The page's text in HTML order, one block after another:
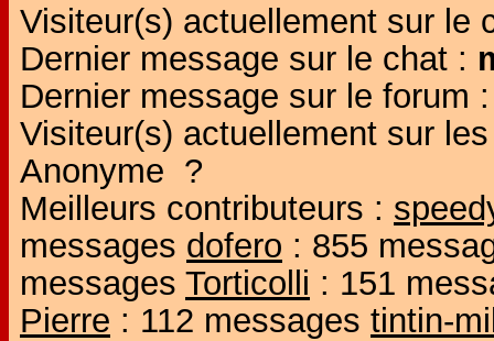
Visiteur(s) actuellement sur le
Dernier message sur le chat :
Dernier message sur le forum
Visiteur(s) actuellement sur
Anonyme ?
Meilleurs contributeurs :
messages dofero : 855
messages Torticolli : 151
Pierre : 112 messages tintin-